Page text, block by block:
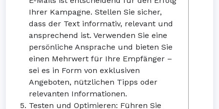
Ihrer Kampagne. Stellen Sie sicher,
dass der Text informativ, relevant und
ansprechend ist. Verwenden Sie eine
persönliche Ansprache und bieten Sie
einen Mehrwert für Ihre Empfänger –
sei es in Form von exklusiven
Angeboten, nützlichen Tipps oder
relevanten Informationen.
Testen und Optimieren: Führen Sie